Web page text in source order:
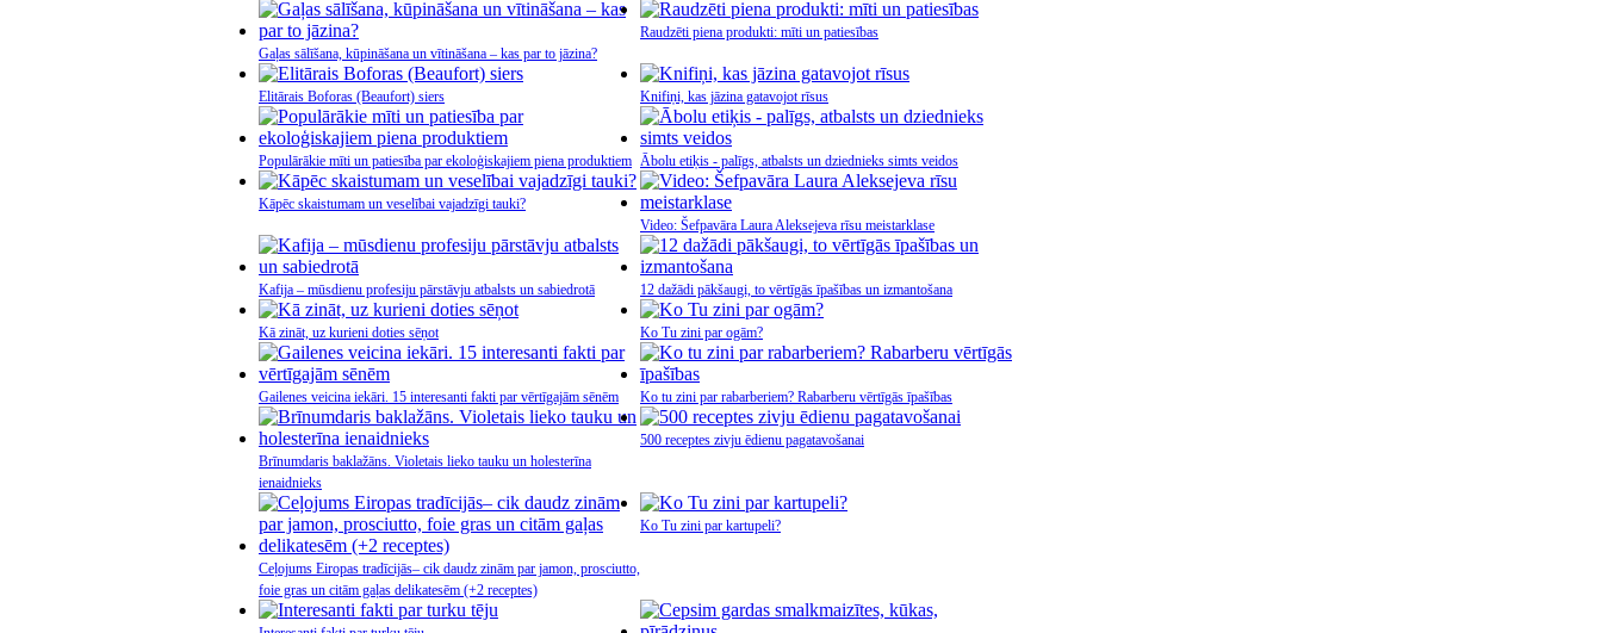
Gaļas sālīšana, kūpināšana un vītināšana – kas par to jāzina?
Raudzēti piena produkti: mīti un patiesības
Elitārais Boforas (Beaufort) siers Knifiņi, kas jāzina gatavojot rīsus
Populārākie mīti un patiesība par ekoloģiskajiem piena produktiem Ābolu etiķis - palīgs, atbalsts un dziednieks simts veidos
Kāpēc skaistumam un veselībai vajadzīgi tauki?
Video: Šefpavāra Laura Aleksejeva rīsu meistarklase
Kafija – mūsdienu profesiju pārstāvju atbalsts un sabiedrotā 12 dažādi pākšaugi, to vērtīgās īpašības un izmantošana
Kā zināt, uz kurieni doties sēņot Ko Tu zini par ogām?
Gailenes veicina iekāri. 15 interesanti fakti par vērtīgajām sēnēm Ko tu zini par rabarberiem? Rabarberu vērtīgās īpašības
Brīnumdaris baklažāns. Violetais lieko tauku un holesterīna
ienaidnieks
500 receptes zivju ēdienu pagatavošanai
Ceļojums Eiropas tradīcijās– cik daudz zinām par jamon, prosciutto,
foie gras un citām gaļas delikatesēm (+2 receptes)
Ko Tu zini par kartupeli?